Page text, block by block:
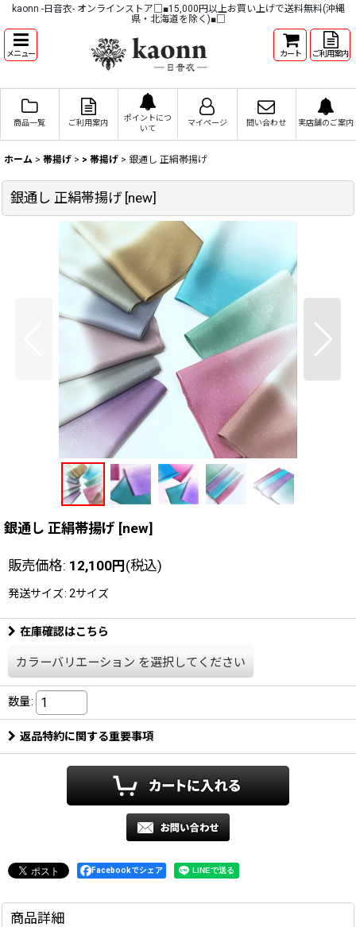
kaonn -日音衣- オンラインストア□■15,000円以上お買い上げで送料無料(沖縄
県・北海道を除く)■□
メニュー カート ご利用案内
商品一覧 ご利用案内
ポイントにつ
いて
マイページ 問い合わせ 実店舗のご案内
ホーム > 帯揚げ > > 帯揚げ > 銀通し 正絹帯揚げ
銀通し 正絹帯揚げ [new]
銀通し 正絹帯揚げ [new]
販売価格: 12,100円(税込)
発送サイズ: 2サイズ
在庫確認はこちら
カラーバリエーション を選択してください
数量:
返品特約に関する重要事項
Facebookでシェア
商品詳細